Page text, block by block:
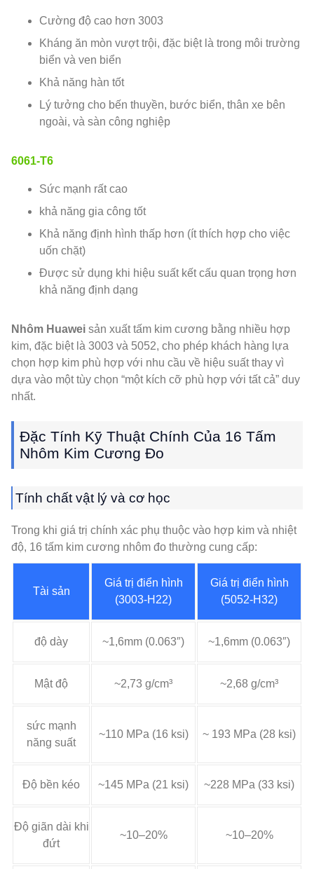
Cường độ cao hơn 3003
Kháng ăn mòn vượt trội, đặc biệt là trong môi trường
biển và ven biển
Khả năng hàn tốt
Lý tưởng cho bến thuyền, bước biển, thân xe bên
ngoài, và sàn công nghiệp
6061-T6
Sức mạnh rất cao
khả năng gia công tốt
Khả năng định hình thấp hơn (ít thích hợp cho việc
uốn chặt)
Được sử dụng khi hiệu suất kết cấu quan trọng hơn
khả năng định dạng
Nhôm Huawei sản xuất tấm kim cương bằng nhiều hợp
kim, đặc biệt là 3003 và 5052, cho phép khách hàng lựa
chọn hợp kim phù hợp với nhu cầu về hiệu suất thay vì
dựa vào một tùy chọn “một kích cỡ phù hợp với tất cả” duy
nhất.
Đặc Tính Kỹ Thuật Chính Của 16 Tấm
Nhôm Kim Cương Đo
Tính chất vật lý và cơ học
Trong khi giá trị chính xác phụ thuộc vào hợp kim và nhiệt
độ, 16 tấm kim cương nhôm đo thường cung cấp:
Tài sản
Giá trị điển hình
(3003-H22)
Giá trị điển hình
(5052-H32)
độ dày ~1,6mm (0.063″) ~1,6mm (0.063″)
Mật độ ~2,73 g/cm³ ~2,68 g/cm³
sức mạnh
năng suất
~110 MPa (16 ksi) ~ 193 MPa (28 ksi)
Độ bền kéo ~145 MPa (21 ksi) ~228 MPa (33 ksi)
Độ giãn dài khi
đứt
~10–20% ~10–20%